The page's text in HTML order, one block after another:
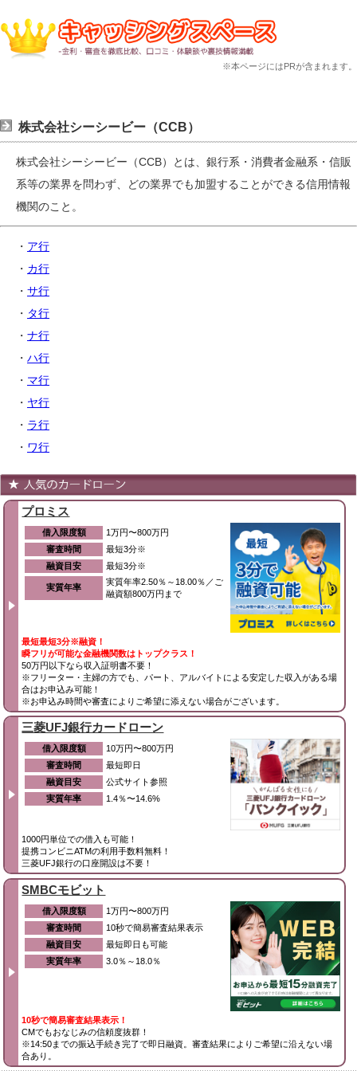
※本ページにはPRが含まれます。
株式会社シーシービー（CCB）
株式会社シーシービー（CCB）とは、銀行系・消費者金融系・信販
系等の業界を問わず、どの業界でも加盟することができる信用情報
機関のこと。
・ ア行
・ カ行
・ サ行
・ タ行
・ ナ行
・ ハ行
・ マ行
・ ヤ行
・ ラ行
・ ワ行
プロミス
借入限度額
1万円〜800万円
審査時間
最短3分※
融資目安
最短3分※
実質年率
実質年率2.50％～18.00％／ご
融資額800万円まで
最短最短3分※融資！
瞬フリが可能な金融機関数はトップクラス！
50万円以下なら収入証明書不要！
※フリーター・主婦の方でも、パート、アルバイトによる安定した収入がある場
合はお申込み可能！
※お申込み時間や審査によりご希望に添えない場合がございます。
三菱UFJ銀行カードローン
借入限度額
10万円〜800万円
審査時間
最短即日
融資目安
公式サイト参照
実質年率
1.4％〜14.6%
1000円単位での借入も可能！
提携コンビニATMの利用手数料無料！
三菱UFJ銀行の口座開設は不要！
SMBCモビット
借入限度額
1万円〜800万円
審査時間
10秒で簡易審査結果表示
融資目安
最短即日も可能
実質年率
3.0％～18.0％
10秒で簡易審査結果表示！
CMでもおなじみの信頼度抜群！
※14:50までの振込手続き完了で即日融資。審査結果によりご希望に沿えない場
合あり。